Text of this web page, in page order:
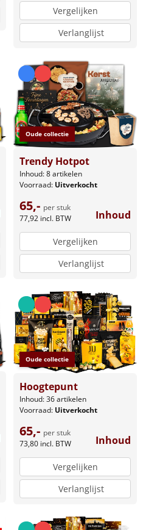
Vergelijken
Verlanglijst
Oude collectie
Trendy Hotpot
Inhoud: 8 artikelen
Voorraad: Uitverkocht
65,- per stuk
77,92 incl. BTW Inhoud
Vergelijken
Verlanglijst
Oude collectie
Hoogtepunt
Inhoud: 36 artikelen
Voorraad: Uitverkocht
65,- per stuk
73,80 incl. BTW Inhoud
Vergelijken
Verlanglijst